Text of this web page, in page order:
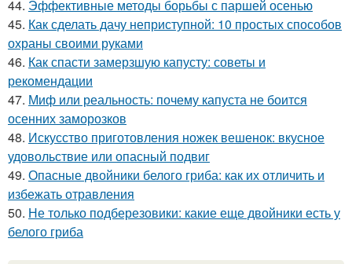
44. Эффективные методы борьбы с паршей осенью
45. Как сделать дачу неприступной: 10 простых способов
охраны своими руками
46. Как спасти замерзшую капусту: советы и
рекомендации
47. Миф или реальность: почему капуста не боится
осенних заморозков
48. Искусство приготовления ножек вешенок: вкусное
удовольствие или опасный подвиг
49. Опасные двойники белого гриба: как их отличить и
избежать отравления
50. Не только подберезовики: какие еще двойники есть у
белого гриба